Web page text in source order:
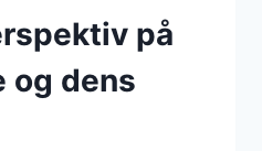
på
og dens